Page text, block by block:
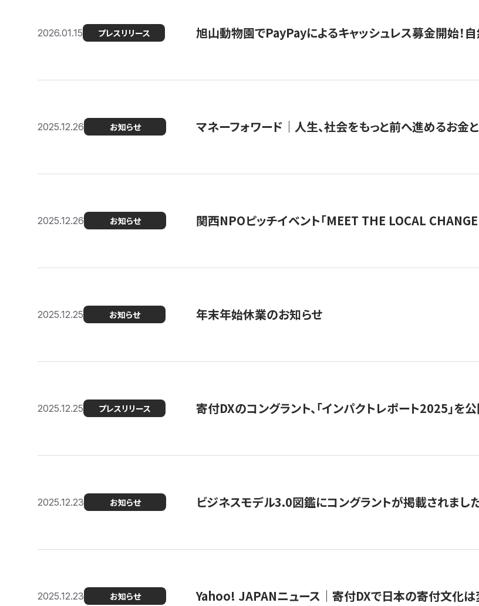
2026.01.15 プレスリリース 旭山動物園でPayPayによるキャッシュレス募金開始！
2025.12.26 お知らせ マネーフォワード｜人生、社会をもっと前へ進めるお金
2025.12.26 お知らせ 関西NPOピッチイベント「MEET THE LOCAL
2025.12.25 お知らせ 年末年始休業のお知らせ
2025.12.25 プレスリリース 寄付DXのコングラント、「インパクトレポート2025」
2025.12.23 お知らせ ビジネスモデル3.0図鑑にコングラントが掲載されまし
2025.12.23 お知らせ Yahoo! JAPANニュース｜寄付DXで日本の寄付文化は